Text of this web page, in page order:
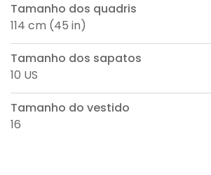
Tamanho dos quadris
114 cm (45 in)
Tamanho dos sapatos
10 US
Tamanho do vestido
16